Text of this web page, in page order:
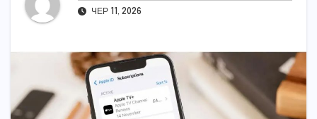
ЧЕР 11, 2026